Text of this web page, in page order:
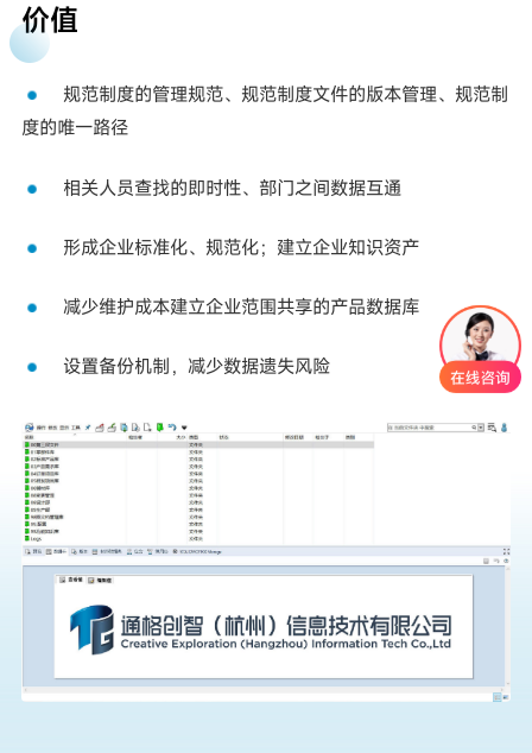
价值
规范制度的管理规范、规范制度文件的版本管理、规范制
度的唯一路径
相关人员查找的即时性、部门之间数据互通
形成企业标准化、规范化；建立企业知识资产
减少维护成本建立企业范围共享的产品数据库
设置备份机制，减少数据遗失风险